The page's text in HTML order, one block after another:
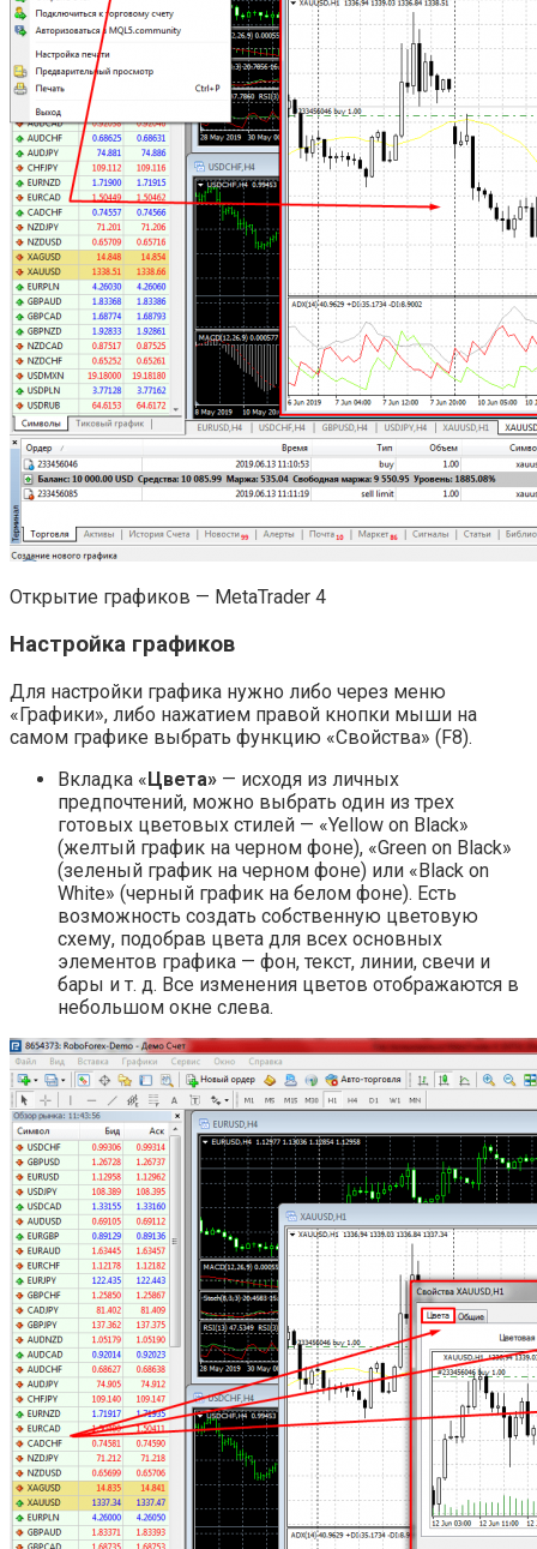
Открытие графиков — MetaTrader 4
Настройка графиков
Для настройки графика нужно либо через меню
«Графики», либо нажатием правой кнопки мыши на
самом графике выбрать функцию «Свойства» (F8).
Вкладка «Цвета» — исходя из личных
предпочтений, можно выбрать один из трех
готовых цветовых стилей — «Yellow on Black»
(желтый график на черном фоне), «Green on Black»
(зеленый график на черном фоне) или «Black on
White» (черный график на белом фоне). Есть
возможность создать собственную цветовую
схему, подобрав цвета для всех основных
элементов графика — фон, текст, линии, свечи и
бары и т. д. Все изменения цветов отображаются в
небольшом окне слева.